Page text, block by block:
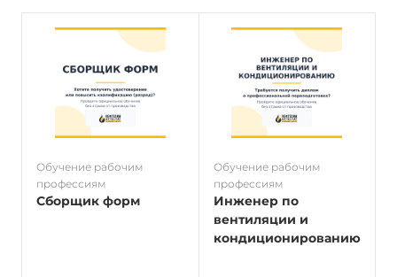
Обучение рабочим
профессиям
Сборщик форм
Обучение рабочим
профессиям
Инженер по
вентиляции и
кондиционированию